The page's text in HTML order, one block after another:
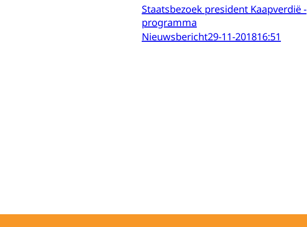
Staatsbezoek president Kaapverdië -
programma
Nieuwsbericht29-11-201816:51